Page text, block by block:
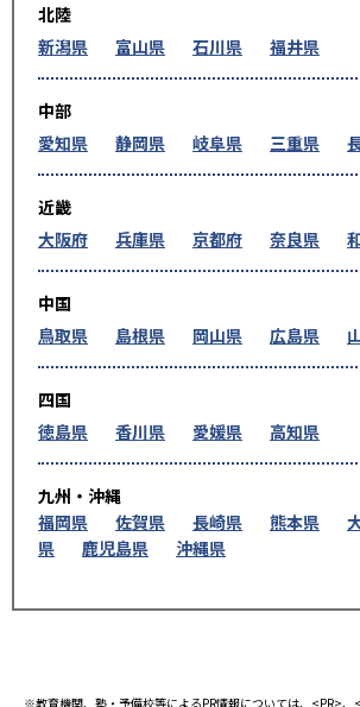
北陸
新潟県
富山県 石川県 福井県
中部
愛知県
静岡県 岐阜県 三重県
近畿
大阪府
兵庫県 京都府 奈良県
中国
鳥取県
島根県 岡山県 広島県
四国
徳島県
香川県 愛媛県 高知県
九州・沖縄
福岡県
佐賀県 長崎県 熊本県
県
鹿児島県 沖縄県
※教育機関、塾・予備校等によるPR情報については、<PR>